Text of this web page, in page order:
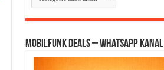
Mobilfunk Deals – WhatsApp Kanal